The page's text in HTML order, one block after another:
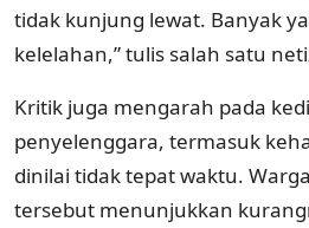
tidak kunjung lewat. Banyak
kelelahan,” tulis salah satu
Kritik juga mengarah pada
penyelenggara, termasuk
dinilai tidak tepat waktu.
tersebut menunjukkan